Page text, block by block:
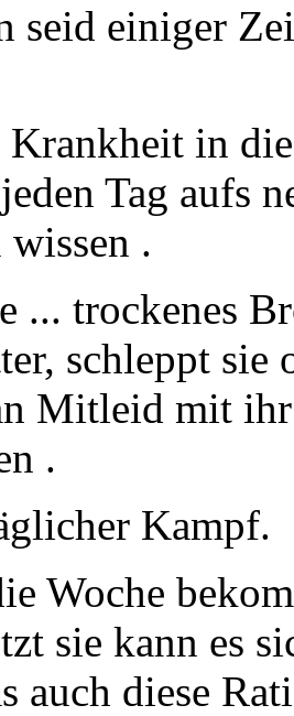
seid einiger
Krankheit in
Tag aufs
.
... trockenes
schleppt
Mitleid mit
.
Kampf.
Woche
sie kann es
auch diese